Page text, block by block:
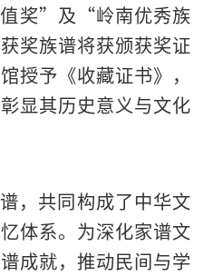
奖”及“岭南优秀族
奖族谱将获颁获奖证
授予《收藏证书》，
显其历史意义与文化
，共同构成了中华文
体系。为深化家谱文
成就，推动民间与学